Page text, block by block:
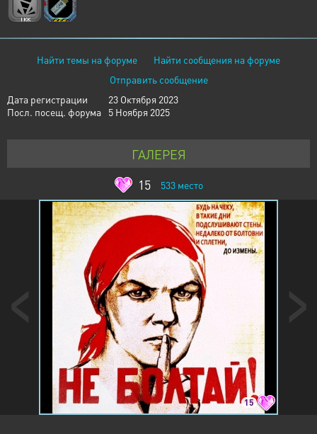
Найти темы на форуме
Найти сообщения на форуме
Отправить сообщение
Дата регистрации
23 Октября 2023
Посл. посещ. форума
5 Ноября 2025
ГАЛЕРЕЯ
15
533место
15